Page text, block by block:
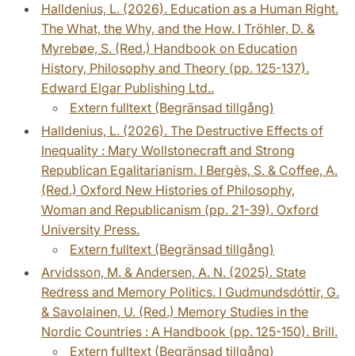
Halldenius, L. (2026). Education as a Human Right.
The What, the Why, and the How. I Tröhler, D. &
Myrebøe, S. (Red.) Handbook on Education
History, Philosophy and Theory (pp. 125-137).
Edward Elgar Publishing Ltd..
Extern fulltext (Begränsad tillgång)
Halldenius, L. (2026). The Destructive Effects of
Inequality : Mary Wollstonecraft and Strong
Republican Egalitarianism. I Bergès, S. & Coffee, A.
(Red.) Oxford New Histories of Philosophy,
Woman and Republicanism (pp. 21-39). Oxford
University Press.
Extern fulltext (Begränsad tillgång)
Arvidsson, M. & Andersen, A. N. (2025). State
Redress and Memory Politics. I Gudmundsdóttir, G.
& Savolainen, U. (Red.) Memory Studies in the
Nordic Countries : A Handbook (pp. 125-150). Brill.
Extern fulltext (Begränsad tillgång)